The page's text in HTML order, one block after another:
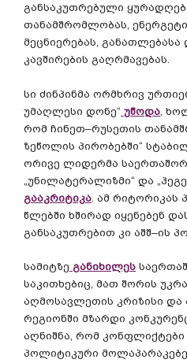
განსაკუთრებული
თანამშრომლობას
მეცნიერებას განათლებასა
კავშირების გაღრმავებას
სი ძინპინმა ორმხრივ
უმაღლესი დონე“ უწოდა
რომ ჩინეთ–რუსეთის
ზეწოლის პირობებში“
ორივე ლიდერმა
უნილატერალიზმი“ და
გააკრიტიკა ამ რიტორიკას
წლებში ხშირად იყენებენ
განსაკუთრებით კი აშშ–ის
სამიტზე განიხილეს
საკითხებიც, მათ შორის
აღმოსავლეთის კრიზისი და
რეგიონში მზარდი
აღნიშნა, რომ კონფლიქტები
პოლიტიკური